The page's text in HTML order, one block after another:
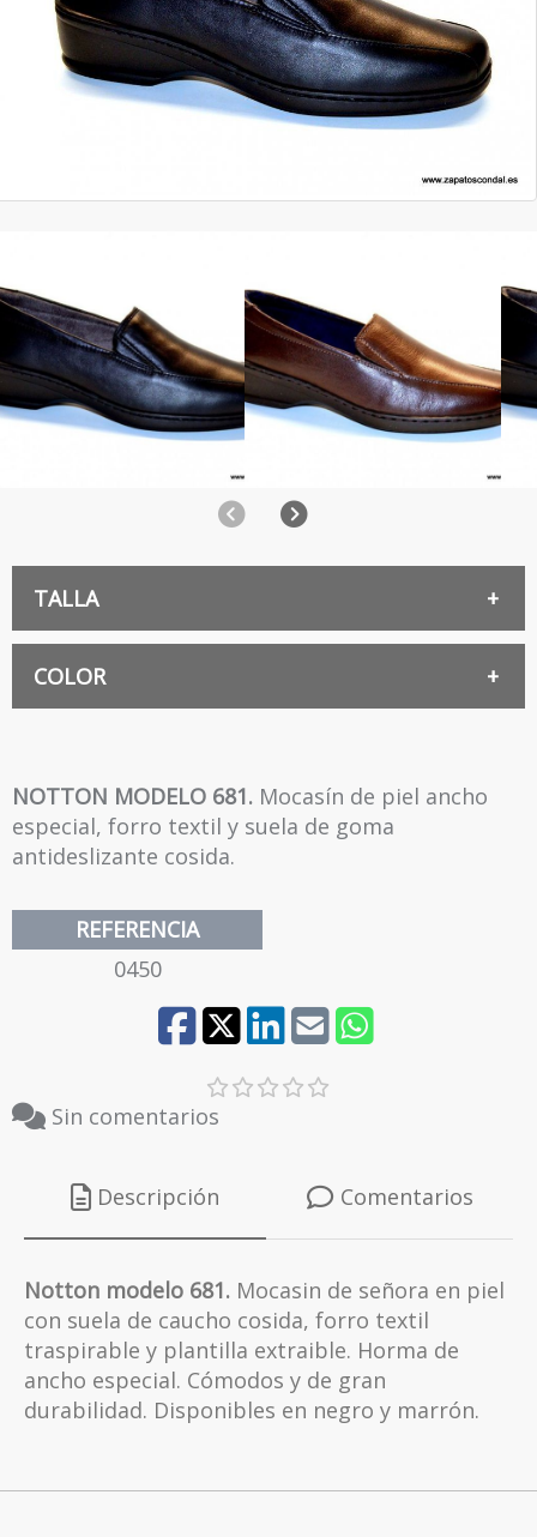
AnteriorSiguiente
TALLA
35
41
COLOR
NOTTON MODELO 681. Mocasín de piel ancho
especial, forro textil y suela de goma
antideslizante cosida.
REFERENCIA
0450
Sin comentarios
Descripción Comentarios
Notton modelo 681. Mocasin de señora en piel
con suela de caucho cosida, forro textil
traspirable y plantilla extraible. Horma de
ancho especial. Cómodos y de gran
durabilidad. Disponibles en negro y marrón.